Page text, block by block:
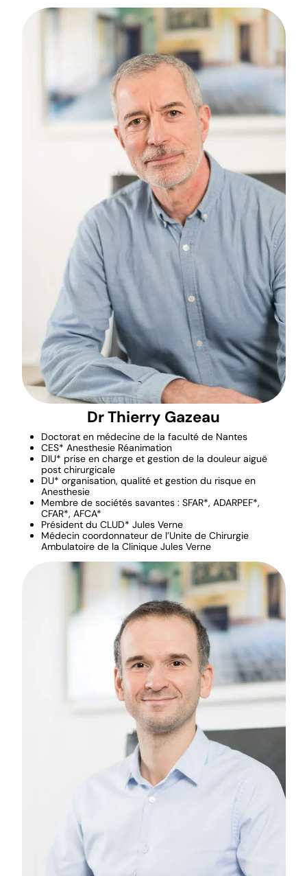
Dr Thierry Gazeau
Doctorat en médecine de la faculté de Nantes
CES* Anesthesie Réanimation
DIU* prise en charge et gestion de la douleur aiguë
post chirurgicale
DU* organisation, qualité et gestion du risque en
Anesthesie
Membre de sociétés savantes : SFAR*, ADARPEF*,
CFAR*, AFCA*
Président du CLUD* Jules Verne
Médecin coordonnateur de l’Unite de Chirurgie
Ambulatoire de la Clinique Jules Verne